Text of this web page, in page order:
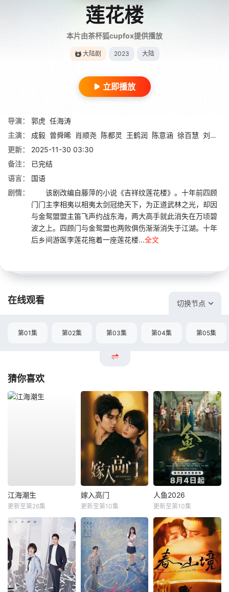
莲花楼
本片由茶杯狐cupfox提供播放
大陆剧 2023 大陆
立即播放
导演： 郭虎 任海涛
主演：
成毅 曾舜晞 肖顺尧 陈都灵 王鹤润 陈意涵 徐百慧 刘梦芮
更新：
2025-11-30 03:30
备注：
已完结
语言：
国语
剧情：
该剧改编自藤萍的小说《吉祥纹莲花楼》。十年前四顾
门门主李相夷以相夷太剑冠绝天下，为正道武林之光，却因
与金鸳盟盟主笛飞声约战东海，两大高手就此消失在万顷碧
波之上。四顾门与金鸳盟也两败俱伤渐渐消失于江湖。十年
后乡间游医李莲花拖着一座莲花楼...全文
在线观看 切换节点
第01集 第02集 第03集 第04集 第05集
猜你喜欢
江海潮生
更新至第26集
嫁入高门
更新至第10集
人鱼2026
更新至第10集